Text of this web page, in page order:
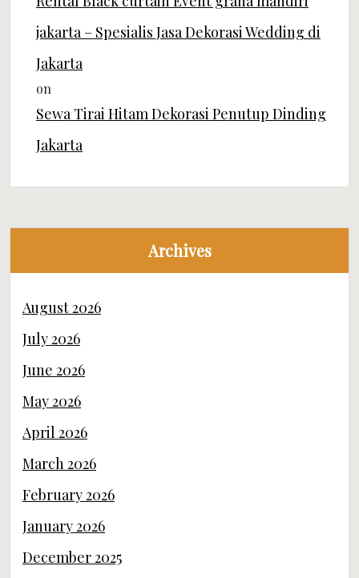
jakarta – Spesialis Jasa Dekorasi Wedding di
Jakarta
on
Sewa Tirai Hitam Dekorasi Penutup Dinding
Jakarta
Archives
August 2026
July 2026
June 2026
May 2026
April 2026
March 2026
February 2026
January 2026
December 2025